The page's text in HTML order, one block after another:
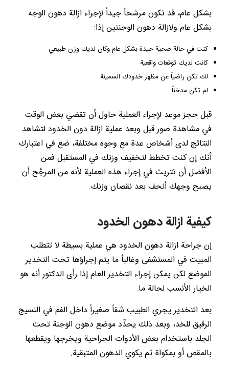
بشكل عام، قد تكون مرشحاً جيداً لإجراء ازالة دهون الوجه
بشكل عام ولازالة دهون الوجنتين إذا:
كنت في حالة صحية جيدة بشكل عام وكان لديك وزن طبيعي
كانت لديك توقعات واقعية
لك تكن راضياً عن مظهر خدودك السمينة
لم تكن مدخناً
قبل حجز موعد لإجراء العملية حاول أن تقضي بعض الوقت
في مشاهدة صور قبل وبعد عملية ازالة دون الخدود لتشاهد
النتائج لدى أشخاص عدة مع وجوه مختلفة، ضع في اعتبارك
أنك إن كنت تخطط لتخفيف وزنك في المستقبل فمن
الأفضل أن تتريث في إجراء هذه العملية لأنه من المرجَّح أن
يصبح وجهك أنحف بعد نقصان وزنك.
كيفية ازالة دهون الخدود
إن جراحة ازالة دهون الخدود هي عملية بسيطة لا تتطلب
المبيت في المستشفى وغالباً ما يتم إجراؤها تحت التخدير
الموضع لكن يمكن إجراء التخدير العام إذا رأى الدكتور أنه هو
الخيار الأنسب لحالة ما.
بعد التخدير يجري الطبيب شقاً صغيراً داخل الفم في النسيج
الرقيق للخد، وبعد ذلك يحدِّد موضع دهون الوجنة تحت
الجلد باستخدام بعض الأدوات الجراحية ويخرجها ويقطعها
بالمقص أو بمكواة ثم يكوي الدهون المتبقية.